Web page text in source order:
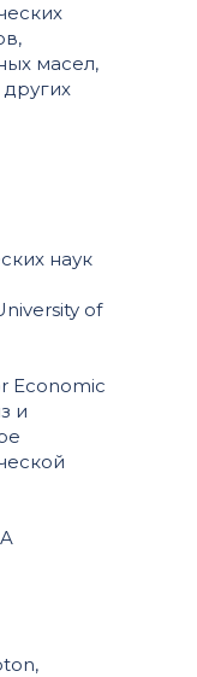
масел,
наук
of
Economic
и